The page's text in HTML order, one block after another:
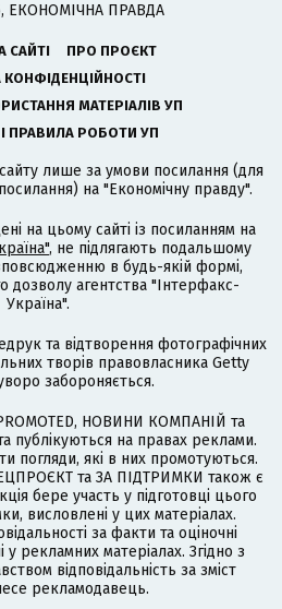
ЕКОНОМІЧНА ПРАВДА
САЙТІ
ПРО ПРОЄКТ
КОНФІДЕНЦІЙНОСТІ
МАТЕРІАЛІВ УП
ПРАВИЛА РОБОТИ УП
лише за умови посилання (для
на "Економічну правду".
на цьому сайті із посиланням на
, не підлягають подальшому
в будь-якій формі,
дозволу агентства "Інтерфакс-
Україна".
та відтворення фотографічних
творів правовласника Getty
забороняється.
НОВИНИ КОМПАНІЙ та
публікуються на правах реклами.
погляди, які в них промотуються.
та ЗА ПІДТРИМКИ також є
бере участь у підготовці цього
висловлені у цих матеріалах.
за факти та оціночні
рекламних матеріалах. Згідно з
відповідальність за зміст
рекламодавець.